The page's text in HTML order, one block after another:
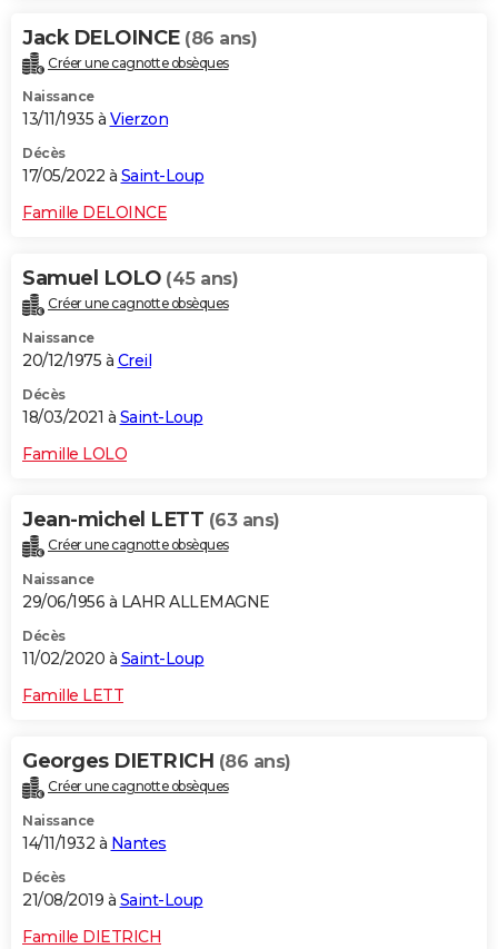
Jack DELOINCE (86 ans)
Créer une cagnotte obsèques
Naissance
13/11/1935 à Vierzon
Décès
17/05/2022 à Saint-Loup
Famille DELOINCE
Samuel LOLO (45 ans)
Créer une cagnotte obsèques
Naissance
20/12/1975 à Creil
Décès
18/03/2021 à Saint-Loup
Famille LOLO
Jean-michel LETT (63 ans)
Créer une cagnotte obsèques
Naissance
29/06/1956 à LAHR ALLEMAGNE
Décès
11/02/2020 à Saint-Loup
Famille LETT
Georges DIETRICH (86 ans)
Créer une cagnotte obsèques
Naissance
14/11/1932 à Nantes
Décès
21/08/2019 à Saint-Loup
Famille DIETRICH